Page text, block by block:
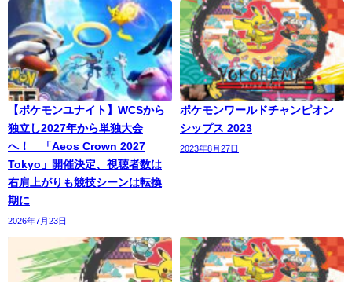
【ポケモンユナイト】WCSから
独立し2027年から単独大会
へ！ 「Aeos Crown 2027
Tokyo」開催決定、視聴者数は
右肩上がりも競技シーンは転換
期に
2026年7月23日
ポケモンワールドチャンピオン
シップス 2023
2023年8月27日